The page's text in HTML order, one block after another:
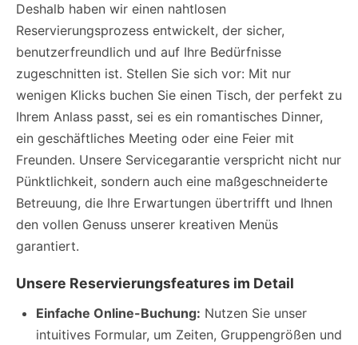
Deshalb haben wir einen nahtlosen
Reservierungsprozess entwickelt, der sicher,
benutzerfreundlich und auf Ihre Bedürfnisse
zugeschnitten ist. Stellen Sie sich vor: Mit nur
wenigen Klicks buchen Sie einen Tisch, der perfekt zu
Ihrem Anlass passt, sei es ein romantisches Dinner,
ein geschäftliches Meeting oder eine Feier mit
Freunden. Unsere Servicegarantie verspricht nicht nur
Pünktlichkeit, sondern auch eine maßgeschneiderte
Betreuung, die Ihre Erwartungen übertrifft und Ihnen
den vollen Genuss unserer kreativen Menüs
garantiert.
Unsere Reservierungsfeatures im Detail
Einfache Online-Buchung: Nutzen Sie unser
intuitives Formular, um Zeiten, Gruppengrößen und